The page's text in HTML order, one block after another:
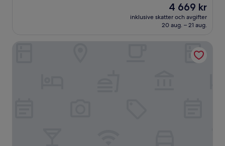
Priset
är
4 669 kr
4 669 kr
inklusive skatter och avgifter
20 aug. – 21 aug.